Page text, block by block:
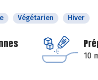
Végétarien Hiver
10